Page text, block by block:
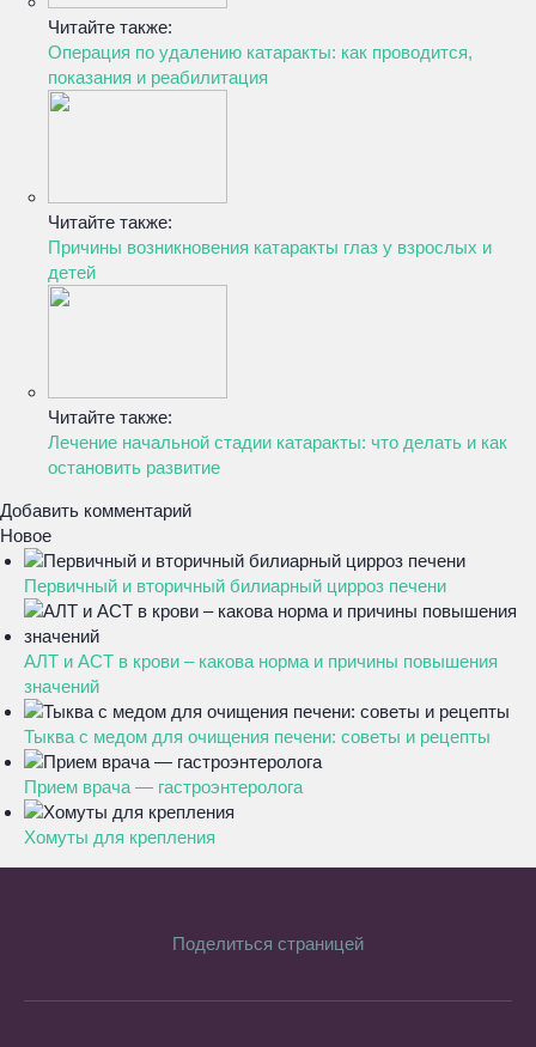
Читайте также:
Операция по удалению катаракты: как проводится,
показания и реабилитация
Читайте также:
Причины возникновения катаракты глаз у взрослых и
детей
Читайте также:
Лечение начальной стадии катаракты: что делать и как
остановить развитие
Добавить комментарий
Новое
Первичный и вторичный билиарный цирроз печени
АЛТ и АСТ в крови – какова норма и причины повышения
значений
Тыква с медом для очищения печени: советы и рецепты
Прием врача — гастроэнтеролога
Хомуты для крепления
Поделиться страницей